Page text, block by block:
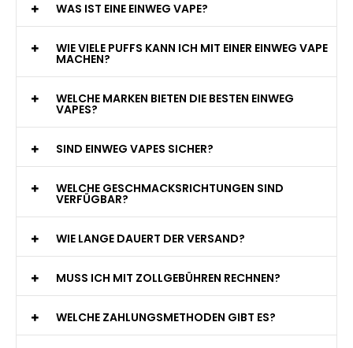
WAS IST EINE EINWEG VAPE?
WIE VIELE PUFFS KANN ICH MIT EINER EINWEG VAPE
MACHEN?
WELCHE MARKEN BIETEN DIE BESTEN EINWEG
VAPES?
SIND EINWEG VAPES SICHER?
WELCHE GESCHMACKSRICHTUNGEN SIND
VERFÜGBAR?
WIE LANGE DAUERT DER VERSAND?
MUSS ICH MIT ZOLLGEBÜHREN RECHNEN?
WELCHE ZAHLUNGSMETHODEN GIBT ES?